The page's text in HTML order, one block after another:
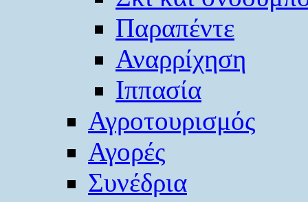
Παραπέντε
Αναρρίχηση
Ιππασία
Αγροτουρισμός
Αγορές
Συνέδρια